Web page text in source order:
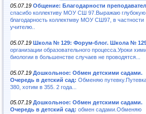
05.07.19 Общение: Благодарности
спасибо коллективу МОУ СШ 97.Выражаю глубокую
благодарность коллектмву МОУ СШ97, в частности
учителю..
05.07.19 Школа № 129: Форум-блог. Школа №
организации образовательного процесса.Уроки
биологии в большенстве случаев не проводятся...
05.07.19 Дошкольное: Обмен детскими садами.
Очередь в детский сад: Обменяю
380, хотим в 355. 2 года...
05.07.19 Дошкольное: Обмен детскими садами.
Очередь в детский сад: обмен садами.Обменяю